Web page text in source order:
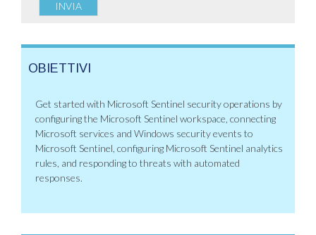
OBIETTIVI
Get started with Microsoft Sentinel security operations by
configuring the Microsoft Sentinel workspace, connecting
Microsoft services and Windows security events to
Microsoft Sentinel, configuring Microsoft Sentinel analytics
rules, and responding to threats with automated
responses.